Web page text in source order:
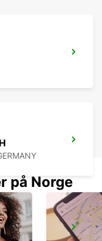
på Norge